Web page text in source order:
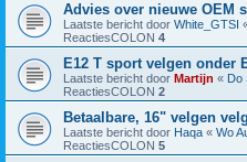
Advies over nieuwe OEM
Laatste bericht door White_GTSI
ReactiesCOLON 4
E12 T sport velgen onder
Laatste bericht door Martijn « Do
ReactiesCOLON 2
Betaalbare, 16" velgen
Laatste bericht door Haqa « Wo
ReactiesCOLON 5